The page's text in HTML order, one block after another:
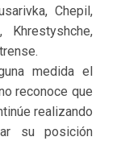
Chepil,
Khrestyshche,
medida el
reconoce que
realizando
su posición